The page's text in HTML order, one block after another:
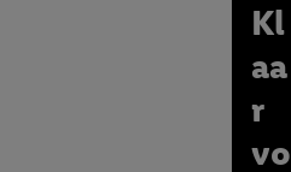
Kl
aa
r
vo